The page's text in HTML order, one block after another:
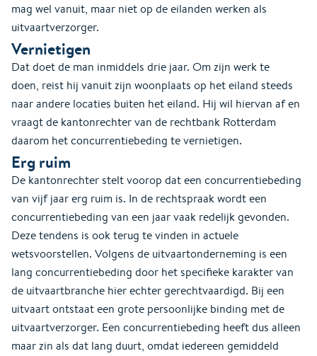
mag wel vanuit, maar niet op de eilanden werken als
uitvaartverzorger.
Vernietigen
Dat doet de man inmiddels drie jaar. Om zijn werk te
doen, reist hij vanuit zijn woonplaats op het eiland steeds
naar andere locaties buiten het eiland. Hij wil hiervan af en
vraagt de kantonrechter van de rechtbank Rotterdam
daarom het concurrentiebeding te vernietigen.
Erg ruim
De kantonrechter stelt voorop dat een concurrentiebeding
van vijf jaar erg ruim is. In de rechtspraak wordt een
concurrentiebeding van een jaar vaak redelijk gevonden.
Deze tendens is ook terug te vinden in actuele
wetsvoorstellen. Volgens de uitvaartonderneming is een
lang concurrentiebeding door het specifieke karakter van
de uitvaartbranche hier echter gerechtvaardigd. Bij een
uitvaart ontstaat een grote persoonlijke binding met de
uitvaartverzorger. Een concurrentiebeding heeft dus alleen
maar zin als dat lang duurt, omdat iedereen gemiddeld